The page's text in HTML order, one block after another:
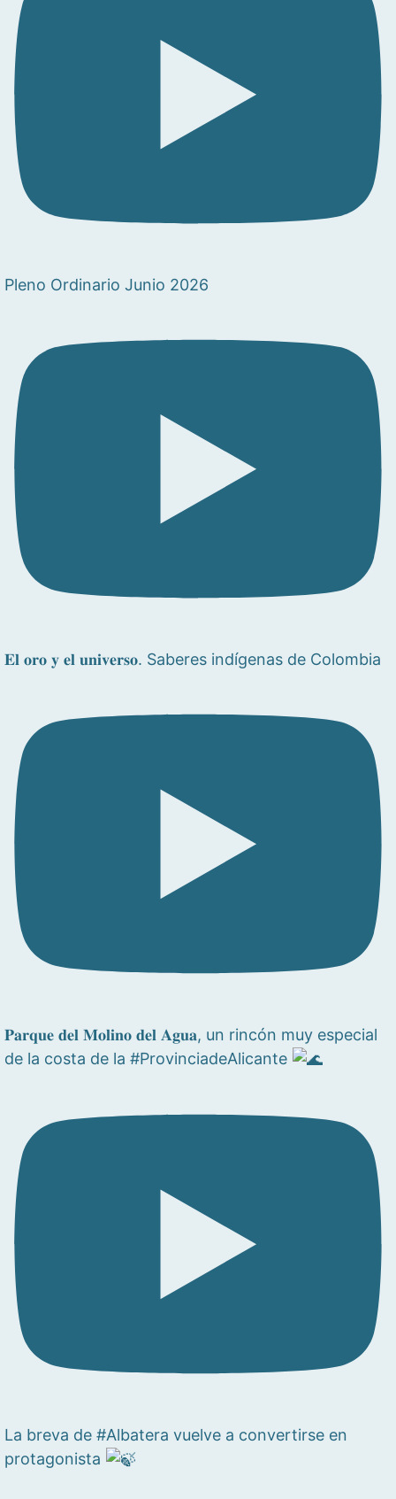
Pleno Ordinario Junio 2026
𝐄𝐥 𝐨𝐫𝐨 𝐲 𝐞𝐥 𝐮𝐧𝐢𝐯𝐞𝐫𝐬𝐨. Saberes indígenas de Colombia
𝐏𝐚𝐫𝐪𝐮𝐞 𝐝𝐞𝐥 𝐌𝐨𝐥𝐢𝐧𝐨 𝐝𝐞𝐥 𝐀𝐠𝐮𝐚, un rincón muy especial
de la costa de la #ProvinciadeAlicante
La breva de #Albatera vuelve a convertirse en
protagonista